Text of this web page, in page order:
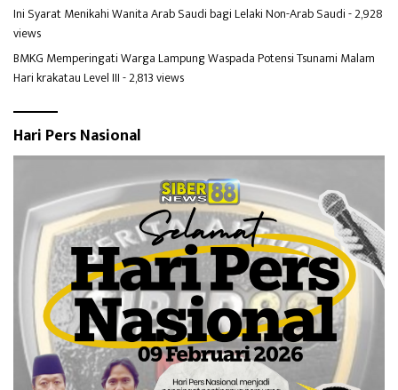
Ini Syarat Menikahi Wanita Arab Saudi bagi Lelaki Non-Arab Saudi- 2,928
views
BMKG Memperingati Warga Lampung Waspada Potensi Tsunami Malam
Hari krakatau Level III- 2,813 views
Hari Pers Nasional